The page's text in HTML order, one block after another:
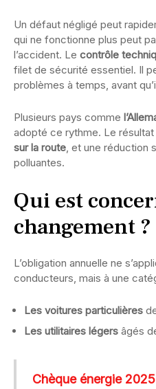
Un défaut négligé peut
qui ne fonctionne plus peut
l’accident. Le contrôle
filet de sécurité essentiel. Il
problèmes à temps, avant
Plusieurs pays comme
adopté ce rythme. Le résultat
sur la route, et une réduction
polluantes.
Qui est
changement ?
L’obligation annuelle ne
conducteurs, mais à une
Les voitures particulières
Les utilitaires légers âgés
Chèque énergie